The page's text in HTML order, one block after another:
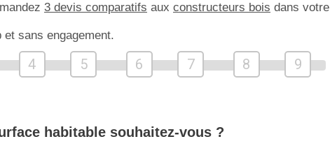
3 devis comparatifs aux constructeurs bois dans votre
sans engagement.
4 5 6 7 8 9
habitable souhaitez-vous ?